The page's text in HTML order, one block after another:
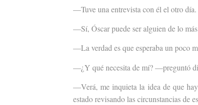
—Tuve una entrevista con él el otro
—Sí, Óscar puede ser alguien de lo
—La verdad es que esperaba un poco
—¿Y qué necesita de mí? —preguntó
—Verá, me inquieta la idea de que
estado revisando las circunstancias de